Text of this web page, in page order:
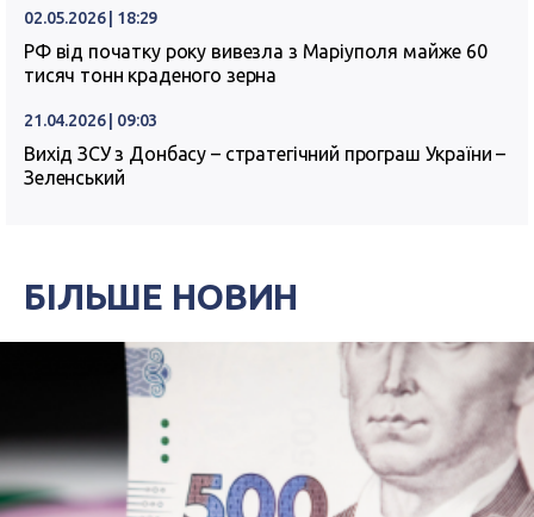
02.05.2026 | 18:29
РФ від початку року вивезла з Маріуполя майже 60
тисяч тонн краденого зерна
21.04.2026 | 09:03
Вихід ЗСУ з Донбасу – стратегічний програш України –
Зеленський
БІЛЬШЕ НОВИН